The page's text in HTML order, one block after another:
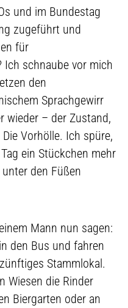
und im Bundestag
zugeführt und
für
Ich schnaube vor mich
den
Sprachgewirr
wieder – der Zustand,
Vorhölle. Ich spüre,
ein Stückchen mehr
den Füßen
Mann nun sagen:
den Bus und fahren
Stammlokal.
Wiesen die Rinder
Biergarten oder an